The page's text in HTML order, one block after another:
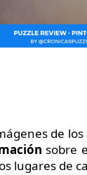
de
sobre
lugares de